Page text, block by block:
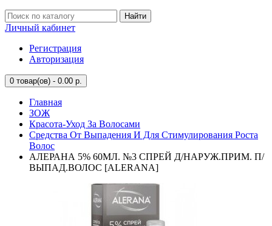
Найти
Личный кабинет
Регистрация
Авторизация
0 товар(ов) - 0.00 р.
Главная
ЗОЖ
Красота-Уход За Волосами
Средства От Выпадения И Для Стимулирования Роста
Волос
АЛЕРАНА 5% 60МЛ. №3 СПРЕЙ Д/НАРУЖ.ПРИМ. П/
ВЫПАД.ВОЛОС [ALERANA]